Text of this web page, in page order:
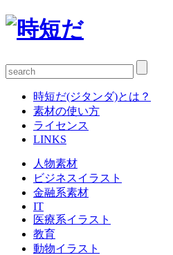
時短だ(ジタンダ)とは？
素材の使い方
ライセンス
LINKS
人物素材
ビジネスイラスト
金融系素材
IT
医療系イラスト
教育
動物イラスト